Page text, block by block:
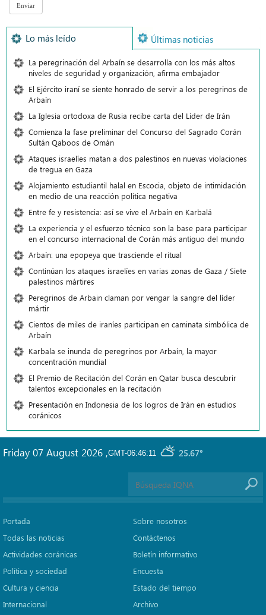
Lo más leído Últimas noticias
La peregrinación del Arbaín se desarrolla con los más altos
niveles de seguridad y organización, afirma embajador
El Ejército iraní se siente honrado de servir a los peregrinos de
Arbaín
La Iglesia ortodoxa de Rusia recibe carta del Líder de Irán
Comienza la fase preliminar del Concurso del Sagrado Corán
Sultán Qaboos de Omán
Ataques israelíes matan a dos palestinos en nuevas violaciones
de tregua en Gaza
Alojamiento estudiantil halal en Escocia, objeto de intimidación
en medio de una reacción política negativa
Entre fe y resistencia: así se vive el Arbaín en Karbalá
La experiencia y el esfuerzo técnico son la base para participar
en el concurso internacional de Corán más antiguo del mundo
Arbaín: una epopeya que trasciende el ritual
Continúan los ataques israelíes en varias zonas de Gaza / Siete
palestinos mártires
Peregrinos de Arbain claman por vengar la sangre del líder
mártir
Cientos de miles de iraníes participan en caminata simbólica de
Arbaín
Karbala se inunda de peregrinos por Arbaín, la mayor
concentración mundial
El Premio de Recitación del Corán en Qatar busca descubrir
talentos excepcionales en la recitación
Presentación en Indonesia de los logros de Irán en estudios
coránicos
GMT-06:46:11 25.67°
Friday 07 August 2026 ,
Portada
Todas las noticias
Actividades coránicas
Política y sociedad
Cultura y ciencia
Internacional
Sobre nosotros
Contáctenos
Boletín informativo
Encuesta
Estado del tiempo
Archivo